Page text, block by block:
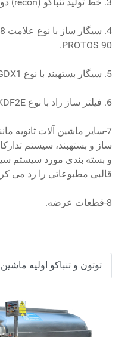
PROTOS 90.
5. سیگار بستهبند با نوع HLP2 GDX1 و GDX2.
6. فیلتر ساز راد با نوع KDF2E.
7-سایر ماشین آلات ثانویه
ساز و بستهبند، سیستم
و بسته بندی مورد سیستم
قالبی مطبوعاتی را رد می
8-قطعات عرضه.
توتون و تنباکو اولیه ماشین